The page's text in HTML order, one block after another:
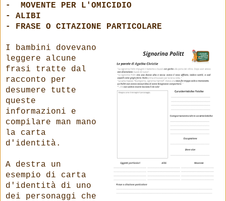
- MOVENTE PER L'OMICIDIO
- ALIBI
- FRASE O CITAZIONE PARTICOLARE
I bambini dovevano
leggere alcune
frasi tratte dal
racconto per
desumere tutte
queste
informazioni e
compilare man mano
la carta
d'identità.
A destra un
esempio di carta
d'identità di uno
dei personaggi che